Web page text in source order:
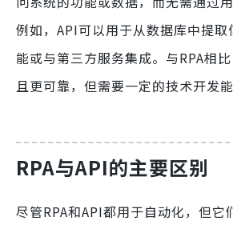
例如，API可以用于从数据库中提取
能或与第三方服务集成。与RPA相
且更可靠，但需要一定的技术开发能
RPA与API的主要区别
尽管RPA和API都用于自动化，但它